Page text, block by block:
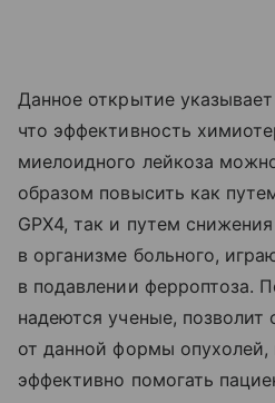
Данное открытие
что эффективность
миелоидного лейкоза
образом повысить как
GPX4, так и путем
в организме больного,
в подавлении ферроптоза.
надеются ученые, позволит
от данной формы опухолей,
эффективно помогать